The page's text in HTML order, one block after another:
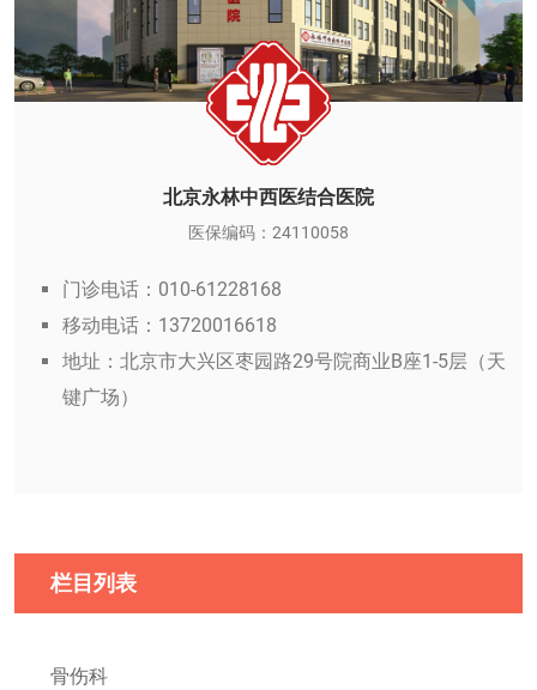
北京永林中西医结合医院
医保编码：24110058
门诊电话：010-61228168
移动电话：13720016618
地址：北京市大兴区枣园路29号院商业B座1-5层（天
键广场）
栏目列表
骨伤科